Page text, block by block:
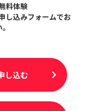
料体験
し込みフォームでお
し込む